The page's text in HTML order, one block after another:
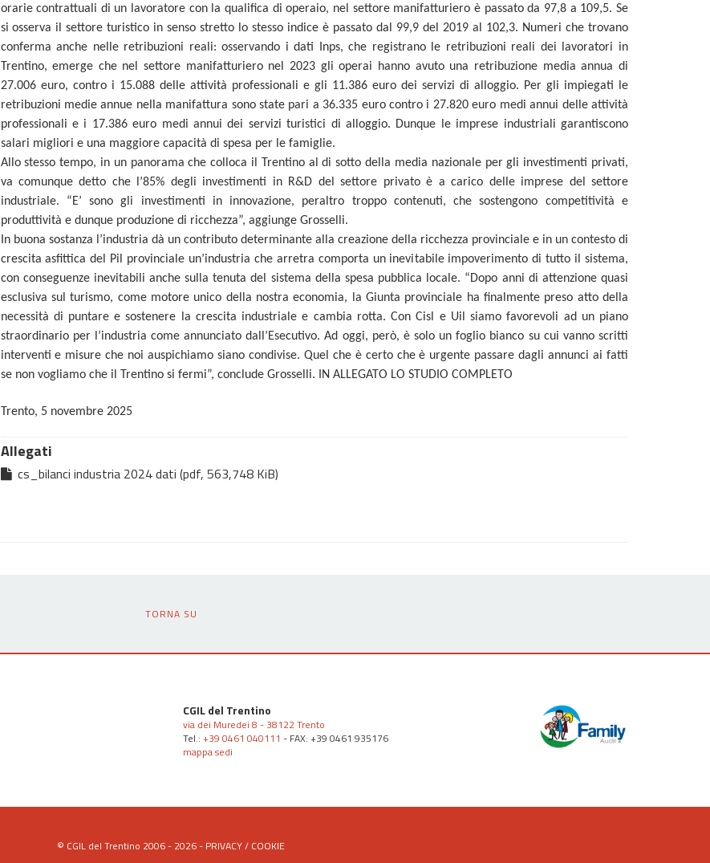
orarie contrattuali di un lavoratore con la qualifica di operaio, nel settore manifatturiero è passato da 97,8 a 109,5. Se
si osserva il settore turistico in senso stretto lo stesso indice è passato dal 99,9 del 2019 al 102,3. Numeri che trovano
conferma anche nelle retribuzioni reali: osservando i dati Inps, che registrano le retribuzioni reali dei lavoratori in
Trentino, emerge che nel settore manifatturiero nel 2023 gli operai hanno avuto una retribuzione media annua di
27.006 euro, contro i 15.088 delle attività professionali e gli 11.386 euro dei servizi di alloggio. Per gli impiegati le
retribuzioni medie annue nella manifattura sono state pari a 36.335 euro contro i 27.820 euro medi annui delle attività
professionali e i 17.386 euro medi annui dei servizi turistici di alloggio. Dunque le imprese industriali garantiscono
salari migliori e una maggiore capacità di spesa per le famiglie.
Allo stesso tempo, in un panorama che colloca il Trentino al di sotto della media nazionale per gli investimenti privati,
va comunque detto che l’85% degli investimenti in R&D del settore privato è a carico delle imprese del settore
industriale. “E’ sono gli investimenti in innovazione, peraltro troppo contenuti, che sostengono competitività e
produttività e dunque produzione di ricchezza”, aggiunge Grosselli.
In buona sostanza l’industria dà un contributo determinante alla creazione della ricchezza provinciale e in un contesto di
crescita asfittica del Pil provinciale un’industria che arretra comporta un inevitabile impoverimento di tutto il sistema,
con conseguenze inevitabili anche sulla tenuta del sistema della spesa pubblica locale. “Dopo anni di attenzione quasi
esclusiva sul turismo, come motore unico della nostra economia, la Giunta provinciale ha finalmente preso atto della
necessità di puntare e sostenere la crescita industriale e cambia rotta. Con Cisl e Uil siamo favorevoli ad un piano
straordinario per l’industria come annunciato dall’Esecutivo. Ad oggi, però, è solo un foglio bianco su cui vanno scritti
interventi e misure che noi auspichiamo siano condivise. Quel che è certo che è urgente passare dagli annunci ai fatti
se non vogliamo che il Trentino si fermi”, conclude Grosselli. IN ALLEGATO LO STUDIO COMPLETO
Trento, 5 novembre 2025
Allegati
cs_bilanci industria 2024 dati (pdf, 563,748 KiB)
TORNA SU
CGIL del Trentino
via dei Muredei 8 - 38122 Trento
Tel.: +39 0461 040111 - FAX: +39 0461 935176
mappa sedi
© CGIL del Trentino 2006 - 2026 - PRIVACY/ COOKIE